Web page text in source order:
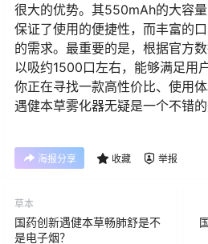
很大的优势。其550mAh的大容
保证了使用的便捷性，而丰富的
的需求。最重要的是，根据官方
以吸约1500口左右，能够满足用
你正在寻找一款高性价比、使用体
遇健本草雾化器无疑是一个不错的
海报分享 收藏 举报
草本
国药创新遇健本草畅肺舒是不
是电子烟？